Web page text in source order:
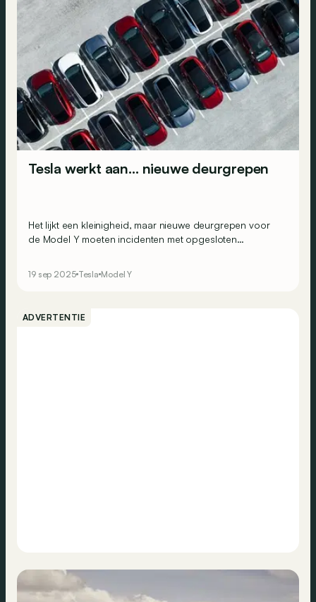
Tesla werkt aan… nieuwe deurgrepen
Het lijkt een kleinigheid, maar nieuwe deurgrepen voor
de Model Y moeten incidenten met opgesloten
19 sep 2025 Tesla Model Y
ADVERTENTIE